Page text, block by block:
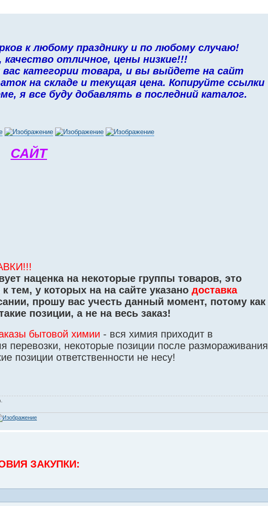
к любому празднику и по любому случаю!
отличное, цены низкие!!!
категории товара, и вы выйдете на сайт
на складе и текущая цена. Копируйте ссылки
я все буду добавлять в последний каталог.
САЙТ
наценка на некоторые группы товаров, это
тем, у которых на на сайте указано доставка
прошу вас учесть данный момент, потому как
позиции, а не на весь заказ!
бытовой химии - вся химия приходит в
перевозки, некоторые позиции после размораживания
позиции ответственности не несу!
ЗАКУПКИ: